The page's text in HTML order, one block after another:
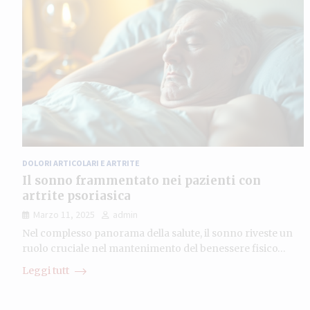
DOLORI ARTICOLARI E ARTRITE
Il sonno frammentato nei pazienti con
artrite psoriasica
Marzo 11, 2025
admin
Nel complesso panorama della salute, il sonno riveste un
ruolo cruciale nel mantenimento del benessere fisico…
Leggi tutt